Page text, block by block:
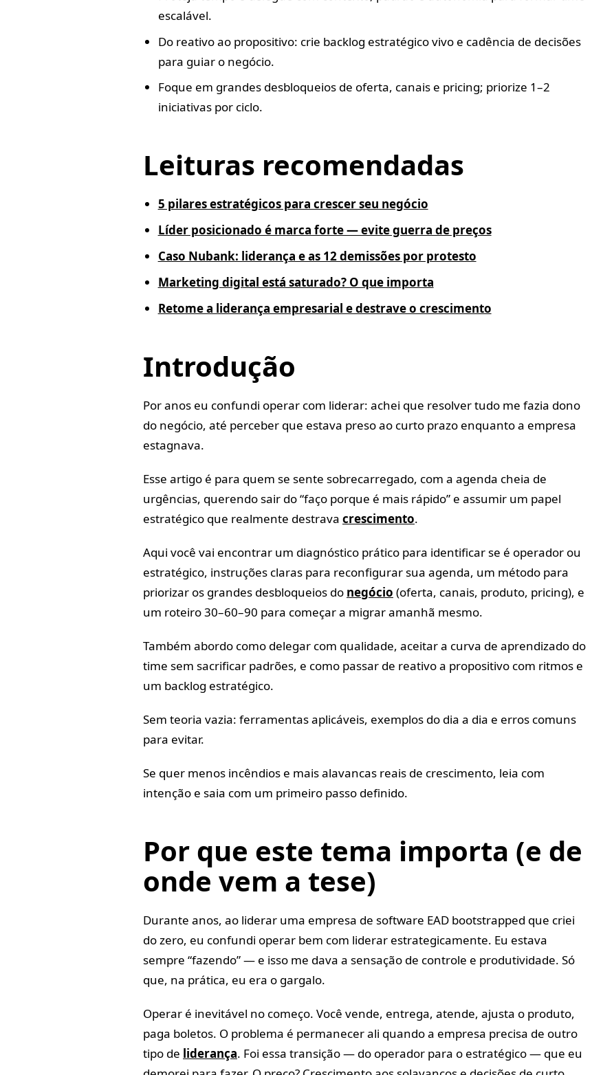
escalável.
Do reativo ao propositivo: crie backlog estratégico vivo e cadência de decisões
para guiar o negócio.
Foque em grandes desbloqueios de oferta, canais e pricing; priorize 1–2
iniciativas por ciclo.
Leituras recomendadas
5 pilares estratégicos para crescer seu negócio
Líder posicionado é marca forte — evite guerra de preços
Caso Nubank: liderança e as 12 demissões por protesto
Marketing digital está saturado? O que importa
Retome a liderança empresarial e destrave o crescimento
Introdução
Por anos eu confundi operar com liderar: achei que resolver tudo me fazia dono
do negócio, até perceber que estava preso ao curto prazo enquanto a empresa
estagnava.
Esse artigo é para quem se sente sobrecarregado, com a agenda cheia de
urgências, querendo sair do “faço porque é mais rápido” e assumir um papel
estratégico que realmente destrava crescimento.
Aqui você vai encontrar um diagnóstico prático para identificar se é operador ou
estratégico, instruções claras para reconfigurar sua agenda, um método para
priorizar os grandes desbloqueios do negócio (oferta, canais, produto, pricing), e
um roteiro 30–60–90 para começar a migrar amanhã mesmo.
Também abordo como delegar com qualidade, aceitar a curva de aprendizado do
time sem sacrificar padrões, e como passar de reativo a propositivo com ritmos e
um backlog estratégico.
Sem teoria vazia: ferramentas aplicáveis, exemplos do dia a dia e erros comuns
para evitar.
Se quer menos incêndios e mais alavancas reais de crescimento, leia com
intenção e saia com um primeiro passo definido.
Por que este tema importa (e de
onde vem a tese)
Durante anos, ao liderar uma empresa de software EAD bootstrapped que criei
do zero, eu confundi operar bem com liderar estrategicamente. Eu estava
sempre “fazendo” — e isso me dava a sensação de controle e produtividade. Só
que, na prática, eu era o gargalo.
Operar é inevitável no começo. Você vende, entrega, atende, ajusta o produto,
paga boletos. O problema é permanecer ali quando a empresa precisa de outro
tipo de liderança. Foi essa transição — do operador para o estratégico — que eu